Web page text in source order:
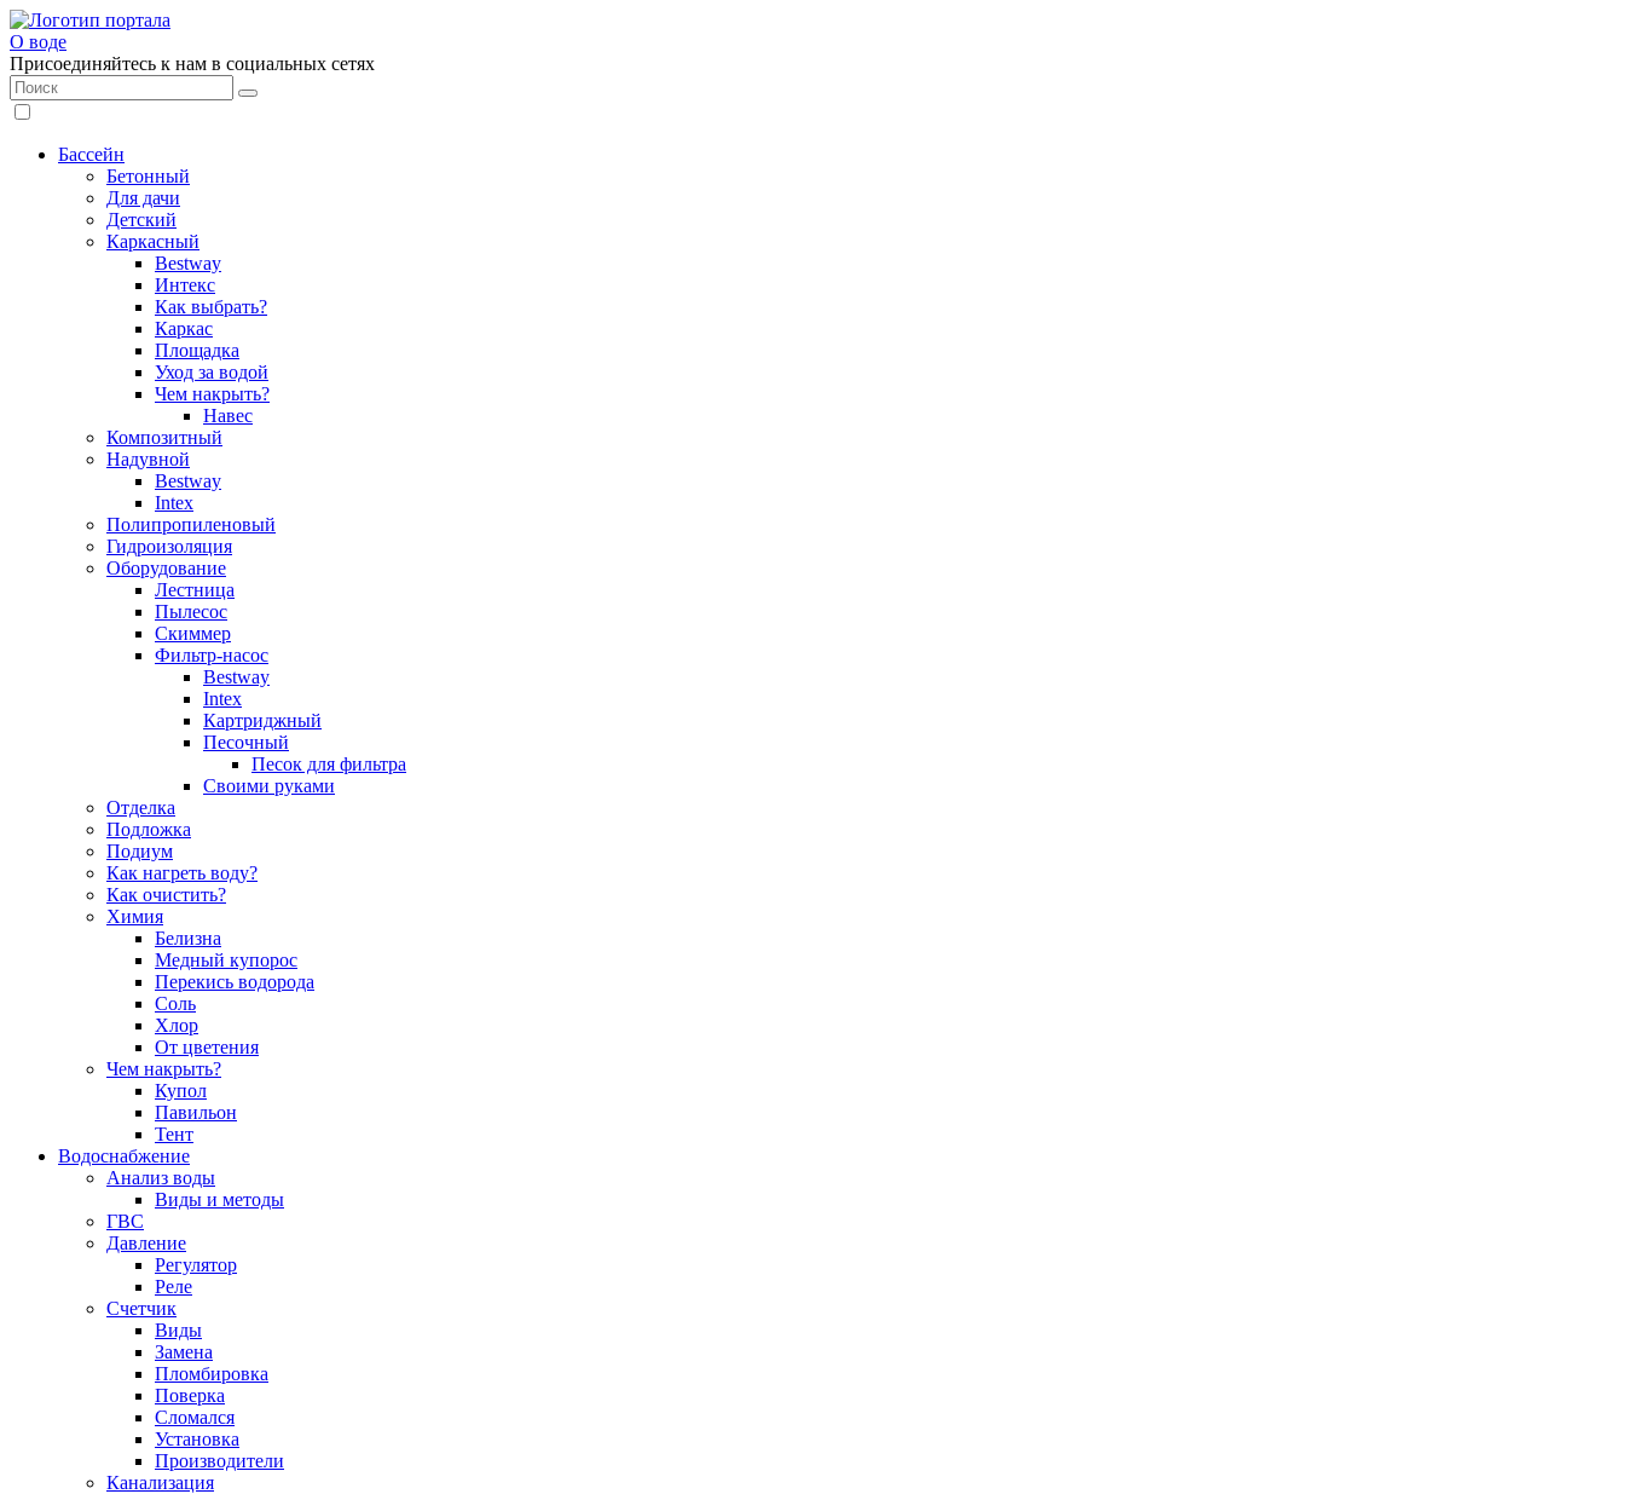
О воде
Присоединяйтесь к нам в социальных сетях
Бассейн
Бетонный
Для дачи
Детский
Каркасный
Bestway
Интекс
Как выбрать?
Каркас
Площадка
Уход за водой
Чем накрыть?
Навес
Композитный
Надувной
Bestway
Intex
Полипропиленовый
Гидроизоляция
Оборудование
Лестница
Пылесос
Скиммер
Фильтр-насос
Bestway
Intex
Картриджный
Песочный
Песок для фильтра
Своими руками
Отделка
Подложка
Подиум
Как нагреть воду?
Как очистить?
Химия
Белизна
Медный купорос
Перекись водорода
Соль
Хлор
От цветения
Чем накрыть?
Купол
Павильон
Тент
Водоснабжение
Анализ воды
Виды и методы
ГВС
Давление
Регулятор
Реле
Счетчик
Виды
Замена
Пломбировка
Поверка
Сломался
Установка
Производители
Канализация